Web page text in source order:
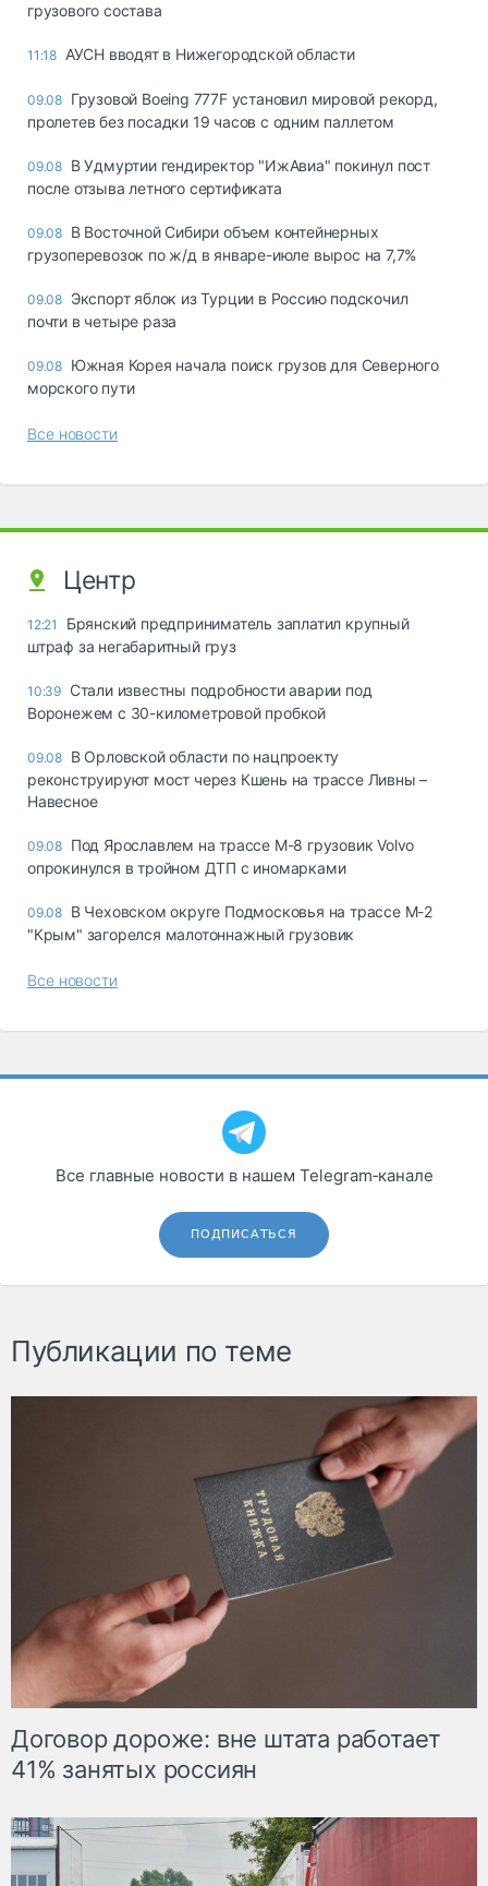
грузового состава
11:18 АУСН вводят в Нижегородской области
09.08 Грузовой Boeing 777F установил мировой рекорд,
пролетев без посадки 19 часов с одним паллетом
09.08 В Удмуртии гендиректор "ИжАвиа" покинул пост
после отзыва летного сертификата
09.08 В Восточной Сибири объем контейнерных
грузоперевозок по ж/д в январе-июле вырос на 7,7%
09.08 Экспорт яблок из Турции в Россию подскочил
почти в четыре раза
09.08 Южная Корея начала поиск грузов для Северного
морского пути
Все новости
Центр
12:21
Брянский предприниматель заплатил крупный
штраф за негабаритный груз
10:39 Стали известны подробности аварии под
Воронежем с 30-километровой пробкой
09.08 В Орловской области по нацпроекту
реконструируют мост через Кшень на трассе Ливны –
Навесное
09.08 Под Ярославлем на трассе М-8 грузовик Volvo
опрокинулся в тройном ДТП с иномарками
09.08 В Чеховском округе Подмосковья на трассе М-2
"Крым" загорелся малотоннажный грузовик
Все новости
Все главные новости в нашем Telegram‑канале
ПОДПИСАТЬСЯ
Публикации по теме
Договор дороже: вне штата работает
41% занятых россиян